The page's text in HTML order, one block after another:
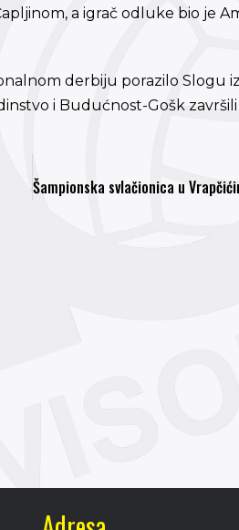
a igrač odluke bio je
derbiju porazilo Slogu
i Budućnost-Gošk